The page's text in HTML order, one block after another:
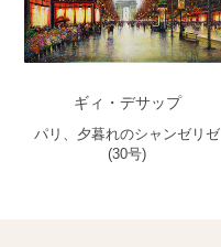
ギィ・デサップ
パリ、夕暮れのシャンゼリゼ
(30号)